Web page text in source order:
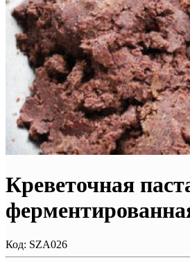
Креветочная
Код: SZA026